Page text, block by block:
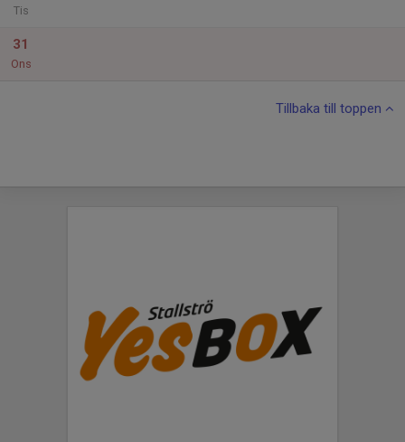
Tis
31
Ons
Tillbaka till toppen